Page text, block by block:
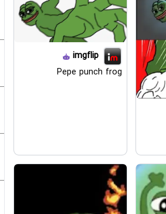
imgflip
Pepe punch frog